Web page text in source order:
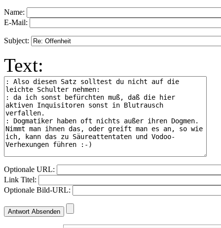
Name:
E-Mail:
Subject:
Text:
Optionale URL:
Link Titel:
Optionale Bild-URL: